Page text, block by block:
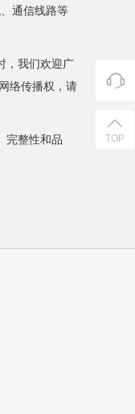
通信线路等
，我们欢迎广
络传播权，请
完整性和品
TOP